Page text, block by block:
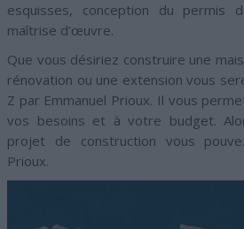
esquisses, conception du permis
maîtrise d’œuvre.
Que vous désiriez construire une
rénovation ou une extension vous
Z par Emmanuel Prioux. Il vous
vos besoins et à votre budget.
projet de construction vous
Prioux.